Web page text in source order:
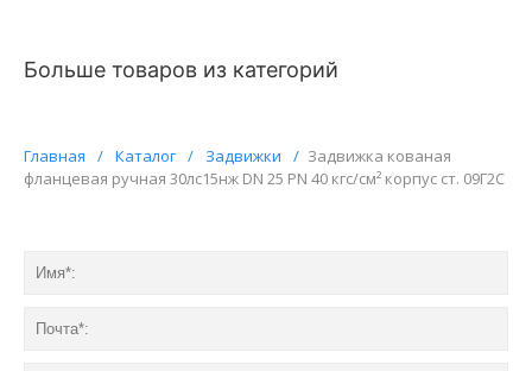
Больше товаров из категорий
Главная / Каталог / Задвижки / Задвижка кованая
фланцевая ручная 30лс15нж DN 25 PN 40 кгс/см² корпус ст. 09Г2С